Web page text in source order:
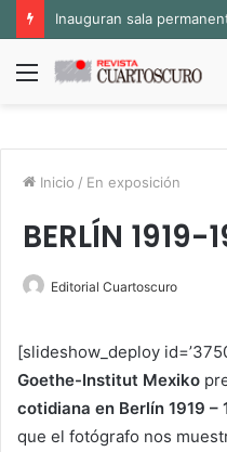
Menú
Inicio / En exposición
BERLÍN 1919-
Editorial Cuartoscuro
[slideshow_deploy
Goethe-Institut Mexiko
cotidiana en Berlín 1919 –
que el fotógrafo nos